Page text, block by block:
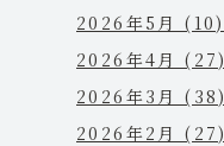
2026年5月 (10)
2026年4月 (27)
2026年3月 (38)
2026年2月 (27)